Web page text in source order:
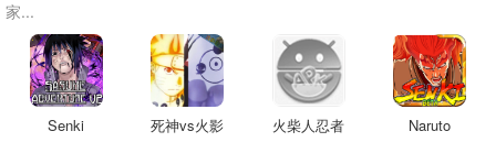
家...
Senki
死神vs火影
火柴人忍者
Naruto